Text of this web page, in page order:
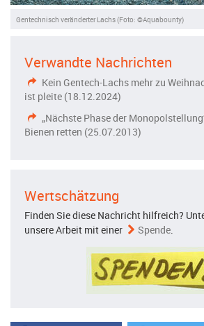
Gentechnisch veränderter Lachs (Foto: ©Aquabounty)
Verwandte Nachrichten
Kein Gentech-Lachs mehr zu
ist pleite (18.12.2024)
„Nächste Phase der
Bienen retten (25.07.2013)
Wertschätzung
Finden Sie diese Nachricht hilfreich?
unsere Arbeit mit einer
Spende.